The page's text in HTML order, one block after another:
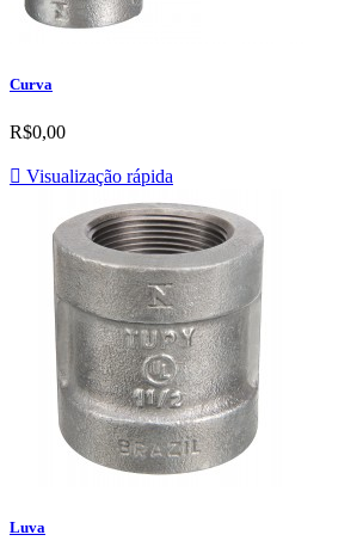
Curva
R$0,00
 Visualização rápida
Luva